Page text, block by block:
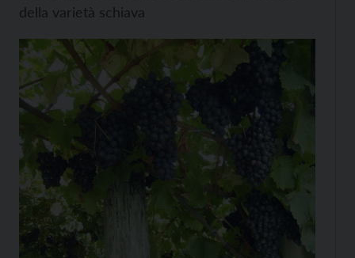
della varietà schiava